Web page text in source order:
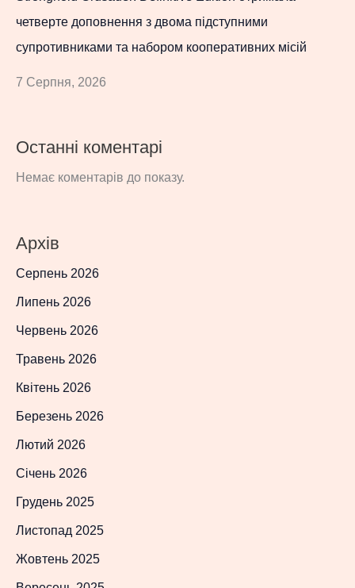
четверте доповнення з двома підступними
супротивниками та набором кооперативних місій
7 Серпня, 2026
Останні коментарі
Немає коментарів до показу.
Архів
Серпень 2026
Липень 2026
Червень 2026
Травень 2026
Квітень 2026
Березень 2026
Лютий 2026
Січень 2026
Грудень 2025
Листопад 2025
Жовтень 2025